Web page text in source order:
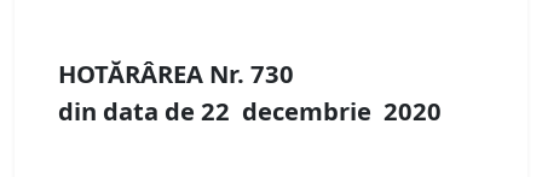
HOTĂRÂREA Nr. 730
din data de 22 decembrie 2020